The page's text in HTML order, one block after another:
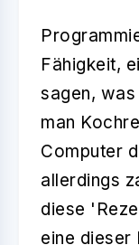
Fähigkeit,
sagen,
man
Computer
allerdings
diese
eine dieser